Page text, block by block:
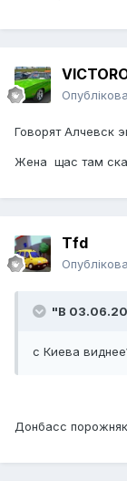
Говорят Алчевск
Жена щас там
Tfd
"В
с Киева
Донбасс